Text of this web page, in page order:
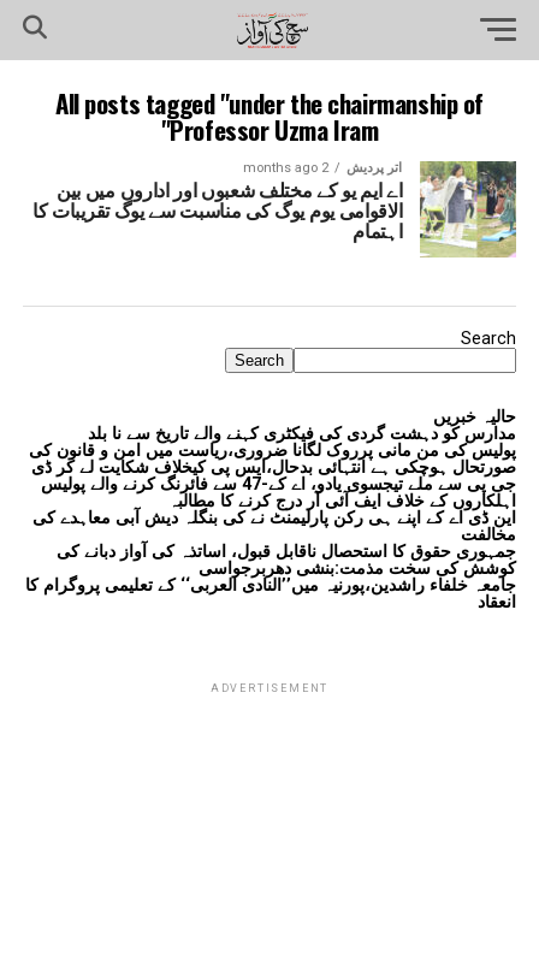
All posts tagged "under the chairmanship of
Professor Uzma Iram"
اتر پردیش 2 months ago
اے ایم یو کے مختلف شعبوں اور اداروں میں بین
الاقوامی یوم یوگ کی مناسبت سے یوگ تقریبات کا
اہتمام
Search
Search
حالیہ خبریں
مدارس کو دہشت گردی کی فیکٹری کہنے والے تاریخ سے نا بلد
پولیس کی من مانی پرروک لگانا ضروری،ریاست میں امن و قانون کی
صورتحال ہوچکی ہے انتہائی بدحال،ایس پی کیخلاف شکایت لے کر ڈی
جی پی سے ملے تیجسوی یادو، اے کے-47 سے فائرنگ کرنے والے پولیس
اہلکاروں کے خلاف ایف آئی آر درج کرنے کا مطالبہ
این ڈی اے کے اپنے ہی رکن پارلیمنٹ نے کی بنگلہ دیش آبی معاہدے کی
مخالفت
جمہوری حقوق کا استحصال ناقابل قبول، اساتذہ کی آواز دبانے کی
کوشش کی سخت مذمت:بنشی دھربرجواسی
جامعہ خلفاء راشدین،پورنیہ میں’’النادی العربی‘‘ کے تعلیمی پروگرام کا
انعقاد
ADVERTISEMENT